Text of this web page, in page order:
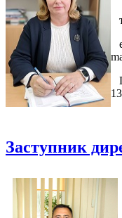
Заступник